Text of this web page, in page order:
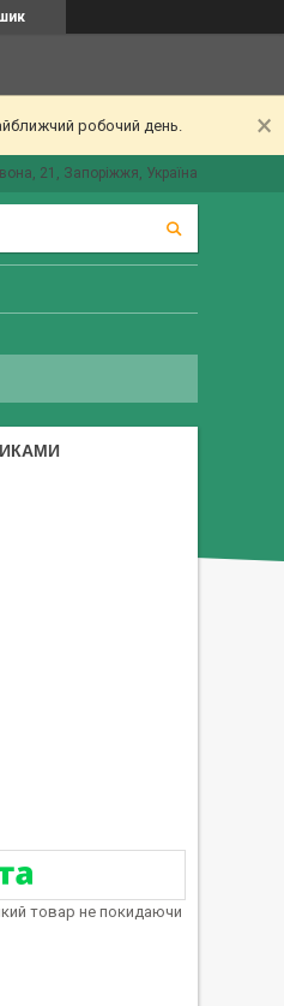
робочий день.
21, Запоріжжя, Україна
товар не покидаючи